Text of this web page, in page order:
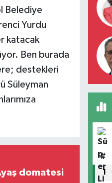
Belediye
Yurdu
katacak
Ben burada
destekleri
Süleyman
domatesi
#
1